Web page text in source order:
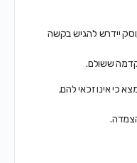
יידרש להגיש בקשה
ששולם.
כי אינו זכאי להם,